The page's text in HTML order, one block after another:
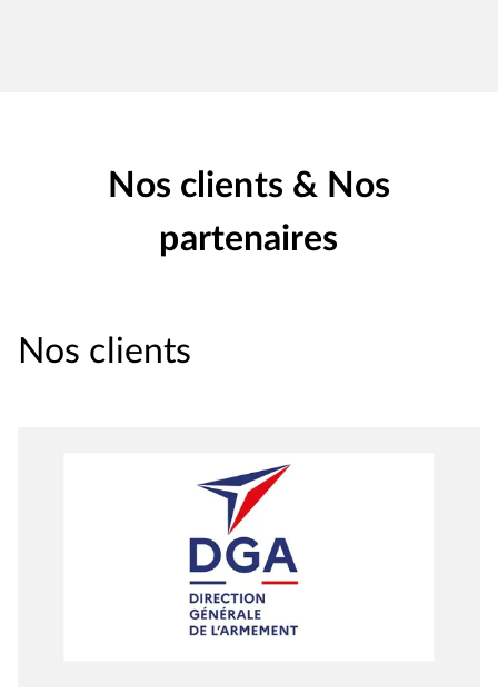
Nos clients & Nos
partenaires
Nos clients